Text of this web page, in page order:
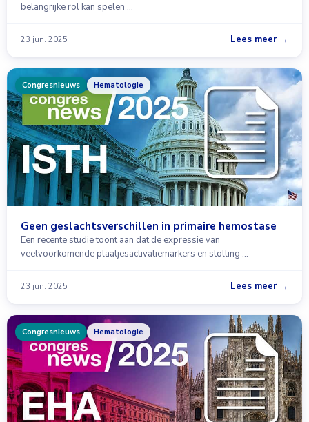
belangrijke rol kan spelen …
23 jun. 2025 Lees meer →
Congresnieuws Hematologie
Geen geslachtsverschillen in primaire hemostase
Een recente studie toont aan dat de expressie van
veelvoorkomende plaatjesactivatiemarkers en stolling …
23 jun. 2025 Lees meer →
Congresnieuws Hematologie